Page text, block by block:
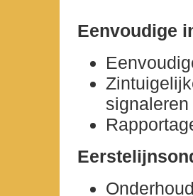
Eenvoudige
signaleren